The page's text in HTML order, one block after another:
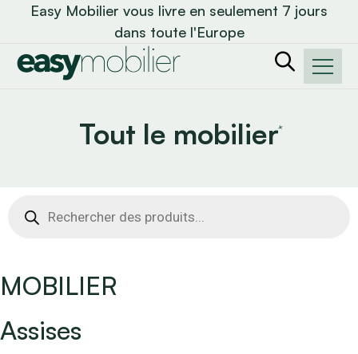
Easy Mobilier vous livre en seulement 7 jours
dans toute l'Europe
Tout le mobilier
de
MOBILIER
Assises